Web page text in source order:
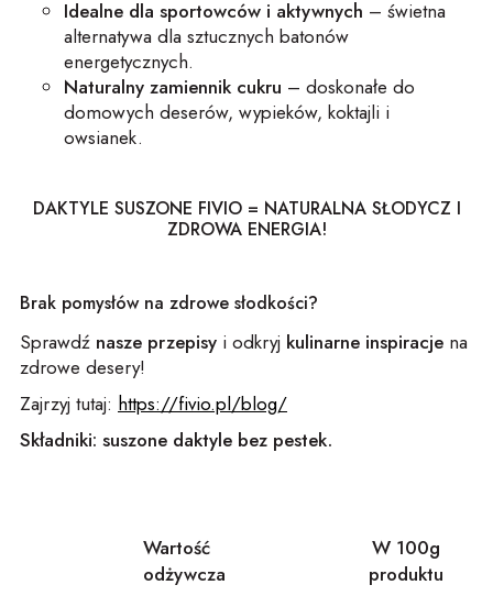
Idealne dla sportowców i aktywnych – świetna
alternatywa dla sztucznych batonów
energetycznych.
Naturalny zamiennik cukru – doskonałe do
domowych deserów, wypieków, koktajli i
owsianek.
DAKTYLE SUSZONE FIVIO = NATURALNA SŁODYCZ I
ZDROWA ENERGIA!
Brak pomysłów na zdrowe słodkości?
Sprawdź nasze przepisy i odkryj kulinarne inspiracje na
zdrowe desery!
Zajrzyj tutaj: https://fivio.pl/blog/
Składniki: suszone daktyle bez pestek.
Wartość
odżywcza
W 100g
produktu